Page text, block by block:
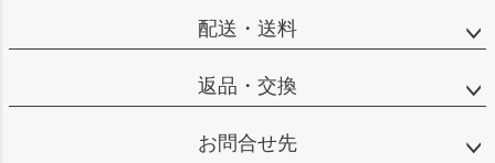
配送・送料
返品・交換
お問合せ先